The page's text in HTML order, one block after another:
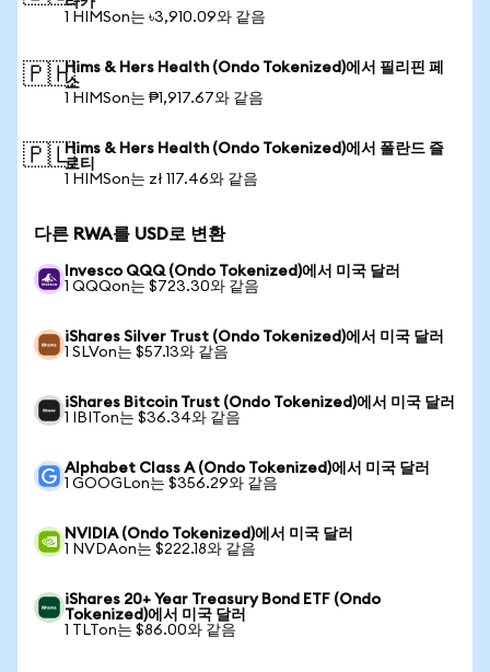
1 HIMSon는 ৳3,910.09와 같음
🇵🇭Hims & Hers Health (Ondo Tokenized)에서 필리핀 페
소
1 HIMSon는 ₱1,917.67와 같음
🇵🇱Hims & Hers Health (Ondo Tokenized)에서 폴란드 즐
로티
1 HIMSon는 zł 117.46와 같음
다른 RWA를 USD로 변환
Invesco QQQ (Ondo Tokenized)에서 미국 달러
1 QQQon는 $723.30와 같음
iShares Silver Trust (Ondo Tokenized)에서 미국 달러
1 SLVon는 $57.13와 같음
iShares Bitcoin Trust (Ondo Tokenized)에서 미국 달러
1 IBITon는 $36.34와 같음
Alphabet Class A (Ondo Tokenized)에서 미국 달러
1 GOOGLon는 $356.29와 같음
NVIDIA (Ondo Tokenized)에서 미국 달러
1 NVDAon는 $222.18와 같음
iShares 20+ Year Treasury Bond ETF (Ondo
Tokenized)에서 미국 달러
1 TLTon는 $86.00와 같음